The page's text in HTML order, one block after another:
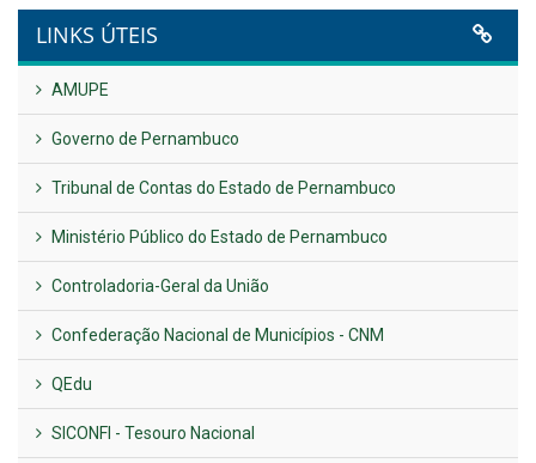
VER TODAS NOTÍCIAS
UTILIDADE PÚBLICA
Previous
LINKS ÚTEIS